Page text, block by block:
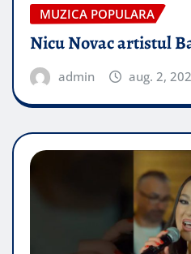
MUZICA POPULARA
Nicu Novac artistul
admin aug. 2,